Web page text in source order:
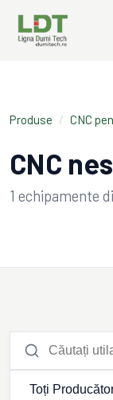
Produse / CNC
CNC
1 echipamente